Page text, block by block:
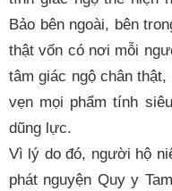
Bảo bên ngoài, bên
thật vốn có nơi mỗi
tâm giác ngộ chân
vẹn mọi phẩm tính
dũng lực.
Vì lý do đó, người hộ
phát nguyện Quy y